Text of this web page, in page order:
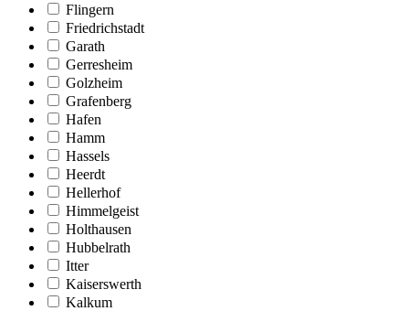
Flingern
Friedrichstadt
Garath
Gerresheim
Golzheim
Grafenberg
Hafen
Hamm
Hassels
Heerdt
Hellerhof
Himmelgeist
Holthausen
Hubbelrath
Itter
Kaiserswerth
Kalkum